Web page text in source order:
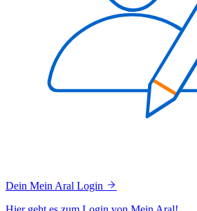
Dein Mein Aral Login